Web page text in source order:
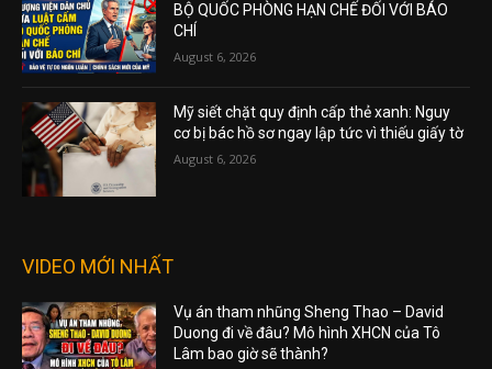
BỘ QUỐC PHÒNG HẠN CHẾ ĐỐI VỚI BÁO
CHÍ
August 6, 2026
Mỹ siết chặt quy định cấp thẻ xanh: Nguy
cơ bị bác hồ sơ ngay lập tức vì thiếu giấy tờ
August 6, 2026
VIDEO MỚI NHẤT
Vụ án tham nhũng Sheng Thao – David
Duong đi về đâu? Mô hình XHCN của Tô
Lâm bao giờ sẽ thành?